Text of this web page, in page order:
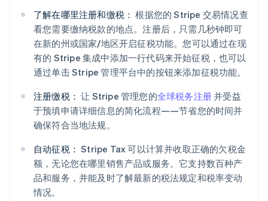
了解在哪里注册和缴税： 根据您的 Stripe 交易情况查
看您需要缴纳税款的地点。注册后，只需几秒钟即可
在新的州或国家/地区开启征税功能。您可以通过在现
有的 Stripe 集成中添加一行代码来开始征税，也可以
通过单击 Stripe 管理平台中的按钮来添加征税功能。
注册缴税： 让 Stripe 管理您的全球税务注册并受益
于预填申请详细信息的简化流程——节省您的时间并
确保符合当地法规。
自动征税： Stripe Tax 可以计算并收取正确的欠税金
额，无论您在哪里销售产品或服务。它支持数百种产
品和服务，并能及时了解最新的税法规定和税率变动
情况。
DeutschEnglish
法国
FrançaisEnglish
芬兰
EnglishSvenska
Nederlands English
加拿大
English Français
捷克
克罗地亚
EnglishItaliano
拉脱维亚
English